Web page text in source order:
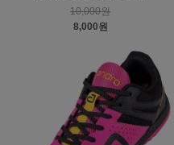
10,000원
8,000원